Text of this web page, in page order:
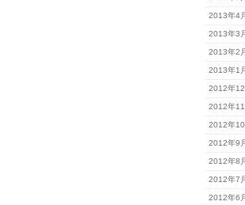
2013年4
2013年3
2013年2
2013年1
2012年12
2012年11
2012年10
2012年9
2012年8
2012年7
2012年6